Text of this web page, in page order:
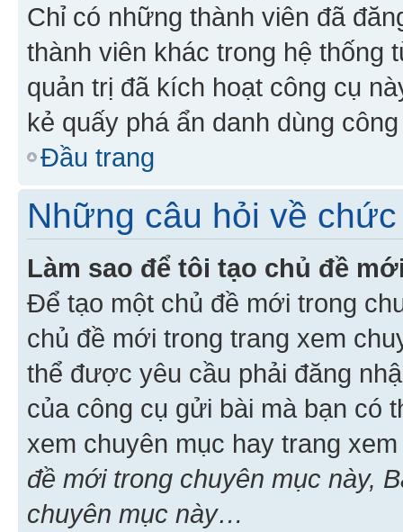
Chỉ có những thành viên đã
thành viên khác trong hệ thống
quản trị đã kích hoạt công cụ
kẻ quấy phá ẩn danh dùng
Đầu trang
Những câu hỏi về
Làm sao để tôi tạo chủ đề
Để tạo một chủ đề mới trong
chủ đề mới trong trang xem
thể được yêu cầu phải đăng
của công cụ gửi bài mà bạn có
xem chuyên mục hay trang
đề mới trong chuyên mục này,
chuyên mục này…